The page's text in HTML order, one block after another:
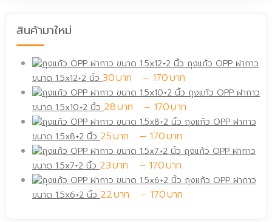
สินค้ามาใหม่
ถุงแก้ว OPP ฝากาว
ขนาด 1.5x12+2 นิ้ว 30 – 170
range:
through
ถุงแก้ว OPP ฝากาว
ขนาด 1.5x10+2 นิ้ว 28 – 170
range:
through
ถุงแก้ว OPP ฝากาว
ขนาด 1.5x8+2 นิ้ว 25 – 170
range:
through
ถุงแก้ว OPP ฝากาว
ขนาด 1.5x7+2 นิ้ว 23 – 170
range:
ถุงแก้ว OPP ฝากาว
ขนาด 1.5x6+2 นิ้ว 22 – 170